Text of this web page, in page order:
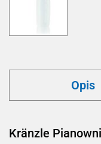
Opis
Kränzle